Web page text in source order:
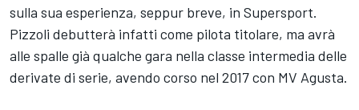
sulla sua esperienza, seppur breve, in Supersport.
Pizzoli debutterà infatti come pilota titolare, ma avrà
alle spalle già qualche gara nella classe intermedia delle
derivate di serie, avendo corso nel 2017 con MV Agusta.